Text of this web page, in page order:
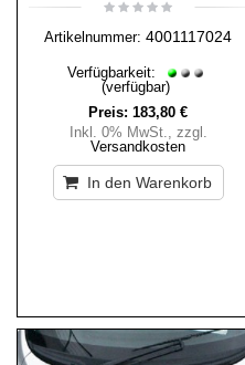
Artikelnummer: 4001117024
Verfügbarkeit:
(verfügbar)
Preis: 183,80 €
Inkl. 0% MwSt., zzgl.
Versandkosten
In den Warenkorb